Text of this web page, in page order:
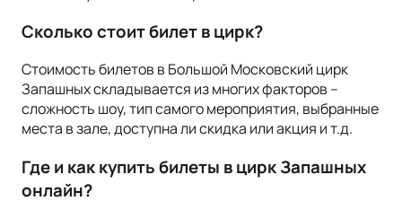
Сколько стоит билет в цирк?
Стоимость билетов в Большой Московский цирк
Запашных складывается из многих факторов –
сложность шоу, тип самого мероприятия, выбранные
места в зале, доступна ли скидка или акция и т.д.
Где и как купить билеты в цирк Запашных
онлайн?